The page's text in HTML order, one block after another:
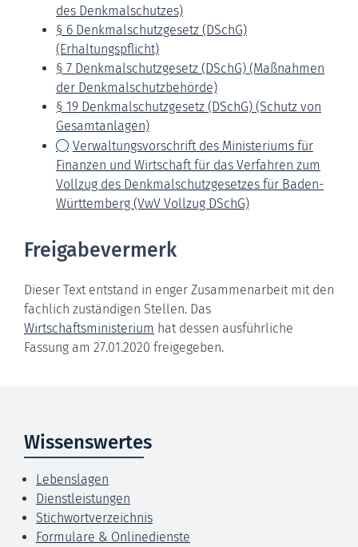
des Denkmalschutzes)
§ 6 Denkmalschutzgesetz (DSchG)
(Erhaltungspflicht)
§ 7 Denkmalschutzgesetz (DSchG) (Maßnahmen
der Denkmalschutzbehörde)
§ 19 Denkmalschutzgesetz (DSchG) (Schutz von
Gesamtanlagen)
Verwaltungsvorschrift des Ministeriums für
Finanzen und Wirtschaft für das Verfahren zum
Vollzug des Denkmalschutzgesetzes für Baden-
Württemberg (VwV Vollzug DSchG)
Freigabevermerk
Dieser Text entstand in enger Zusammenarbeit mit den
fachlich zuständigen Stellen. Das
Wirtschaftsministerium hat dessen ausführliche
Fassung am 27.01.2020 freigegeben.
Wissenswertes
Lebenslagen
Dienstleistungen
Stichwortverzeichnis
Formulare & Onlinedienste